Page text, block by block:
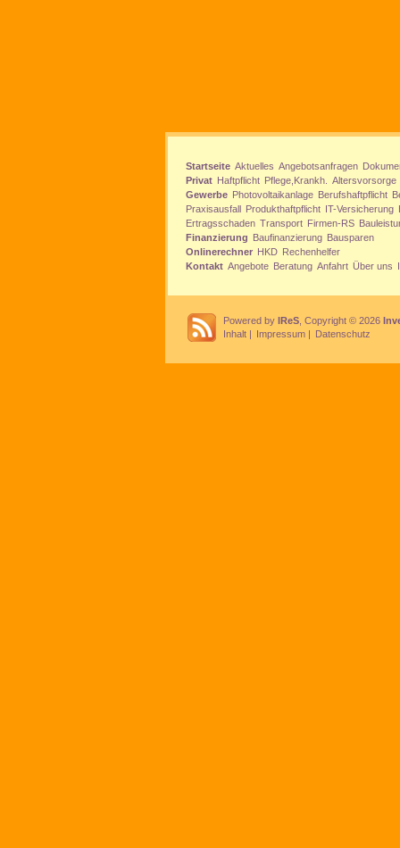
Startseite Aktuelles Angebotsanfragen
Privat Haftpflicht Pflege,Krankh.
Altersvorsorge
Gewerbe Photovoltaikanlage Berufshaftpflicht
Praxisausfall Produkthaftpflicht IT-Versicherung
Ertragsschaden Transport Firmen-RS
Finanzierung Baufinanzierung Bausparen
Onlinerechner HKD Rechenhelfer
Kontakt Angebote Beratung Anfahrt Über uns
Powered by IReS , Copyright © 2026
Inhalt | Impressum | Datenschutz